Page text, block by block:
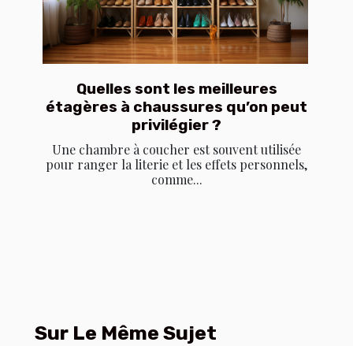
Quelles sont les meilleures
étagères à chaussures qu’on peut
privilégier ?
Une chambre à coucher est souvent utilisée
pour ranger la literie et les effets personnels,
comme...
Sur Le Même Sujet